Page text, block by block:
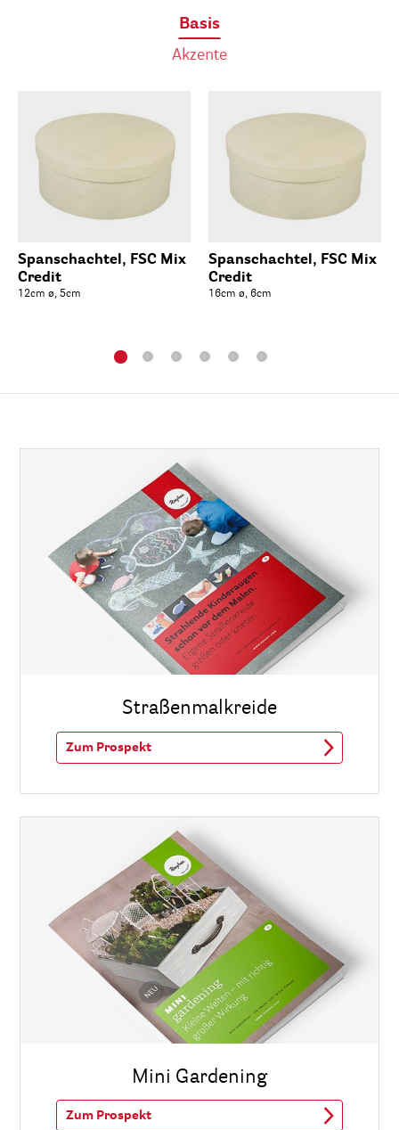
Basis
Akzente
Spanschachtel, FSC Mix
Credit
12cm ø, 5cm
Spanschachtel, FSC Mix
Credit
16cm ø, 6cm
Straßenmalkreide
Zum Prospekt
Mini Gardening
Zum Prospekt